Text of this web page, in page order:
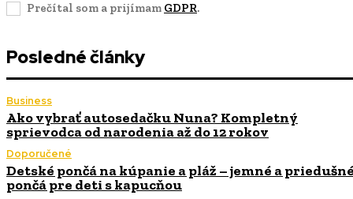
Prečítal som a prijímam GDPR.
Posledné články
Business
Ako vybrať autosedačku Nuna? Kompletný
sprievodca od narodenia až do 12 rokov
Doporučené
Detské pončá na kúpanie a pláž – jemné a
pončá pre deti s kapucňou